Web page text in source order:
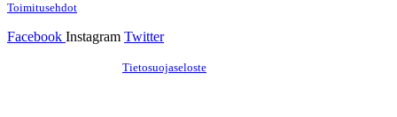
Toimitusehdot
Facebook Instagram Twitter
Tietosuojaseloste